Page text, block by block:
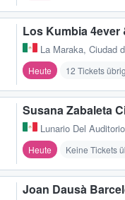
Los Kumbia 4ever
La Maraka, Ciudad
Heute 12 Tickets übrig
Susana Zabaleta
Lunario Del
Heute Keine Tickets
Joan Dausà